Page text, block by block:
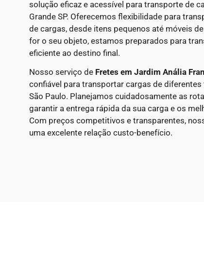
solução eficaz e acessível para transporte de
Grande SP. Oferecemos flexibilidade para
de cargas, desde itens pequenos até móveis
for o seu objeto, estamos preparados para
eficiente ao destino final.
Nosso serviço de Fretes em Jardim Anália
confiável para transportar cargas de
São Paulo. Planejamos cuidadosamente as
garantir a entrega rápida da sua carga e os
Com preços competitivos e transparentes,
uma excelente relação custo-benefício.